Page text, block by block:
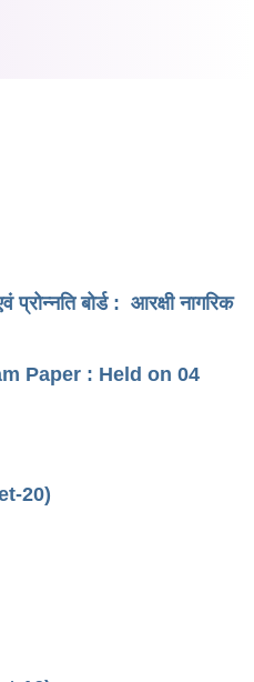
बोर्ड : आरक्षी नागरिक
Paper : Held on 04
20)